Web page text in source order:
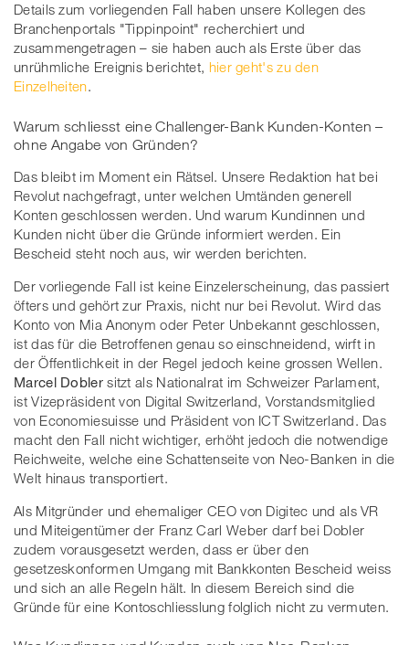
Details zum vorliegenden Fall haben unsere Kollegen des
Branchenportals "Tippinpoint" recherchiert und
zusammengetragen – sie haben auch als Erste über das
unrühmliche Ereignis berichtet, hier geht's zu den
Einzelheiten.
Warum schliesst eine Challenger-Bank Kunden-Konten –
ohne Angabe von Gründen?
Das bleibt im Moment ein Rätsel. Unsere Redaktion hat bei
Revolut nachgefragt, unter welchen Umtänden generell
Konten geschlossen werden. Und warum Kundinnen und
Kunden nicht über die Gründe informiert werden. Ein
Bescheid steht noch aus, wir werden berichten.
Der vorliegende Fall ist keine Einzelerscheinung, das passiert
öfters und gehört zur Praxis, nicht nur bei Revolut. Wird das
Konto von Mia Anonym oder Peter Unbekannt geschlossen,
ist das für die Betroffenen genau so einschneidend, wirft in
der Öffentlichkeit in der Regel jedoch keine grossen Wellen.
Marcel Doblersitzt als Nationalrat im Schweizer Parlament,
ist Vizepräsident von Digital Switzerland, Vorstandsmitglied
von Economiesuisse und Präsident von ICT Switzerland. Das
macht den Fall nicht wichtiger, erhöht jedoch die notwendige
Reichweite, welche eine Schattenseite von Neo-Banken in die
Welt hinaus transportiert.
Als Mitgründer und ehemaliger CEO von Digitec und als VR
und Miteigentümer der Franz Carl Weber darf bei Dobler
zudem vorausgesetzt werden, dass er über den
gesetzeskonformen Umgang mit Bankkonten Bescheid weiss
und sich an alle Regeln hält. In diesem Bereich sind die
Gründe für eine Kontoschliesslung folglich nicht zu vermuten.